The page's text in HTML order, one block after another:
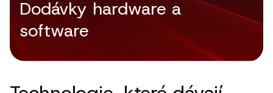
Dodávky hardware a
software